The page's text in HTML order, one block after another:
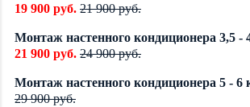
19 900 руб. 21 900 руб.
Монтаж настенного кондиционера 3,5 -
21 900 руб. 24 900 руб.
Монтаж настенного кондиционера 5 - 6
29 900 руб.